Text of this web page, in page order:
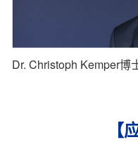
Dr. Christoph Kemper博
【